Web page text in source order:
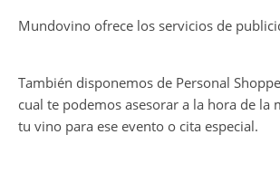
CAPÍTULO FINAL DE THE